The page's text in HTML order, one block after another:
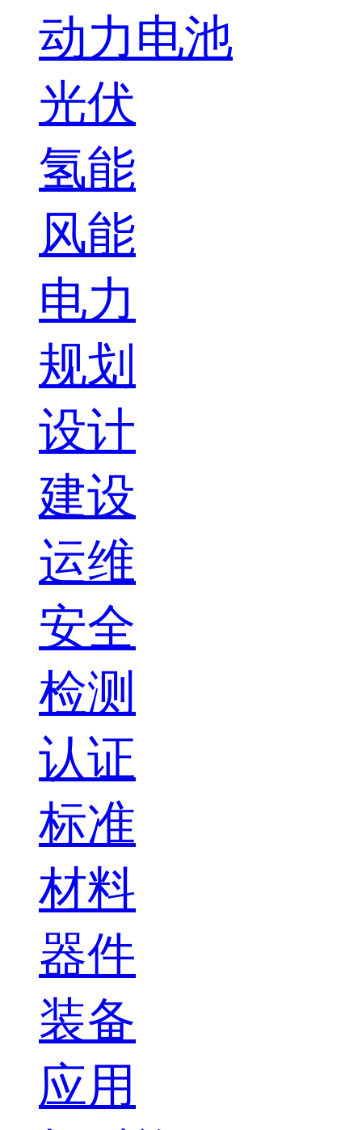
动力电池
光伏
氢能
风能
电力
规划
设计
建设
运维
安全
检测
认证
标准
材料
器件
装备
应用